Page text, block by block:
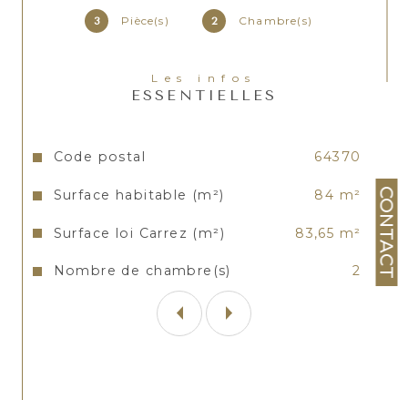
CONTACT
3 Pièce(s) 2 Chambre(s)
Les infos
ESSENTIELLES
Caractéristiques Valeurs
Code postal 64370
Surface habitable (m²) 84 m²
Surface loi Carrez (m²) 83,65 m²
Nombre de chambre(s) 2